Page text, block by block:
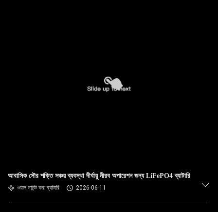
আবাসিক সৌর শক্তি সঞ্চয় ব্যবস্থা দীর্ঘায়ু নীরব অপারেশন জন্য LiFePO4 ব্যাটারি
ওয়াল মাউন্ট করা ব্যাটারি 2026-06-11